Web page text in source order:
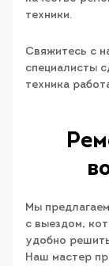
техники.
Свяжитесь с
специалисты
техника
Мы
с выездом,
удобно
Наш мастер